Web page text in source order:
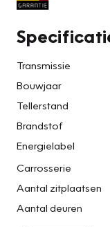
Transmissie
Bouwjaar
Tellerstand
Brandstof
Energielabel
Carrosserie
Aantal zitplaatsen
Aantal deuren